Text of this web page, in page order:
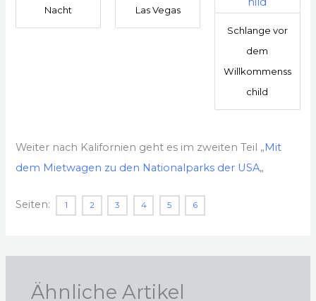
Nacht
Las Vegas
Schlange vor
dem
Willkommenss
child
Weiter nach Kalifornien geht es im zweiten Teil „Mit
dem Mietwagen zu den Nationalparks der USA„
Seiten: 1 2 3 4 5 6
Ähnliche Artikel